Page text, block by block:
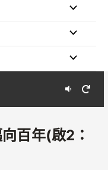
百年(啟2：